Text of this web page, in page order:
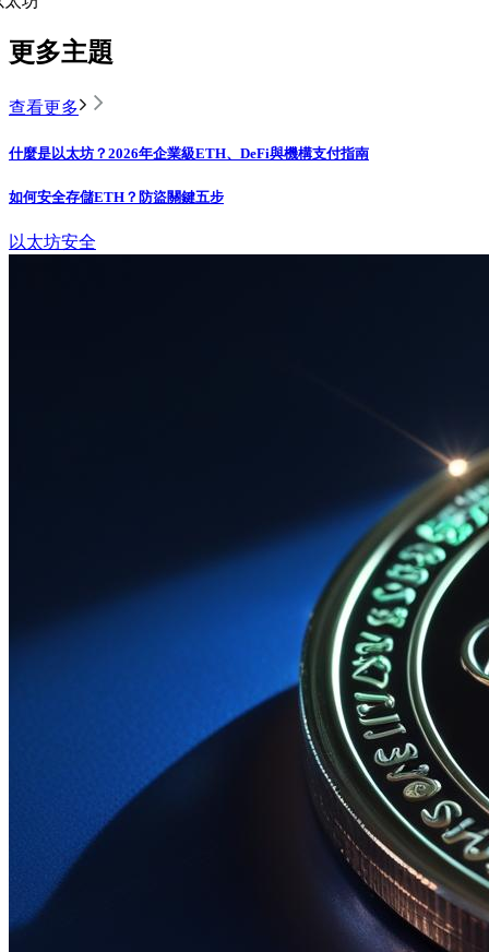
更多主題
查看更多
什麼是以太坊？2026年企業級ETH、DeFi與機構支付指南
如何安全存儲ETH？防盜關鍵五步
以太坊安全